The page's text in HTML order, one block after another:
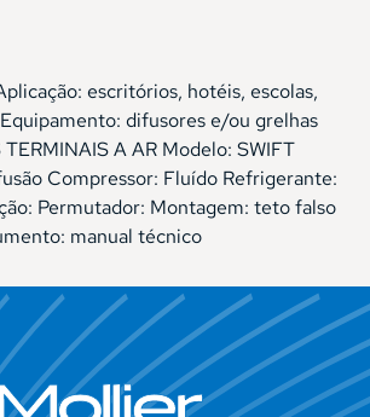
escritórios, hotéis, escolas,
difusores e/ou grelhas
A AR Modelo: SWIFT
Compressor: Fluído Refrigerante:
Permutador: Montagem: teto falso
manual técnico